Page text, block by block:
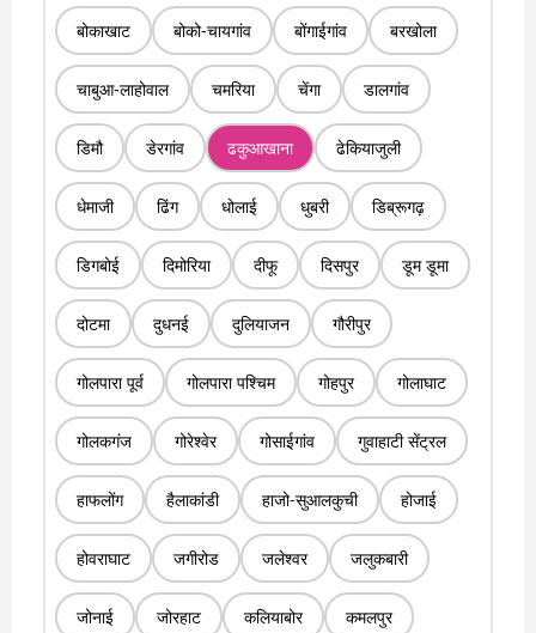
बोकाखाट बोको-चायगांव बोंगाईगांव बरखोला
चाबुआ-लाहोवाल चमरिया चेंगा डालगांव
डिमौ डेरगांव ढकुआखाना ढेकियाजुली
धेमाजी ढिंग धोलाई धुबरी डिब्रूगढ़
डिगबोई दिमोरिया दीफू दिसपुर डूम डूमा
दोटमा दुधनई दुलियाजन गौरीपुर
गोलपारा पूर्व गोलपारा पश्चिम गोहपुर गोलाघाट
गोलकगंज गोरेश्वेर गोसाईगांव गुवाहाटी सेंट्रल
हाफलोंग हैलाकांडी हाजो-सुआलकुची होजाई
होवराघाट जगीरोड जलेश्वर जलुकबारी
जोनाई जोरहाट कलियाबोर कमलपुर